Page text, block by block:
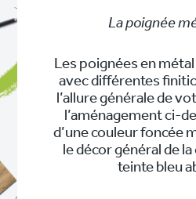
La poignée
Les poignées en
avec différentes
l’allure générale de
l’aménagement ci-
d’une couleur foncée
le décor général de
teinte bleu